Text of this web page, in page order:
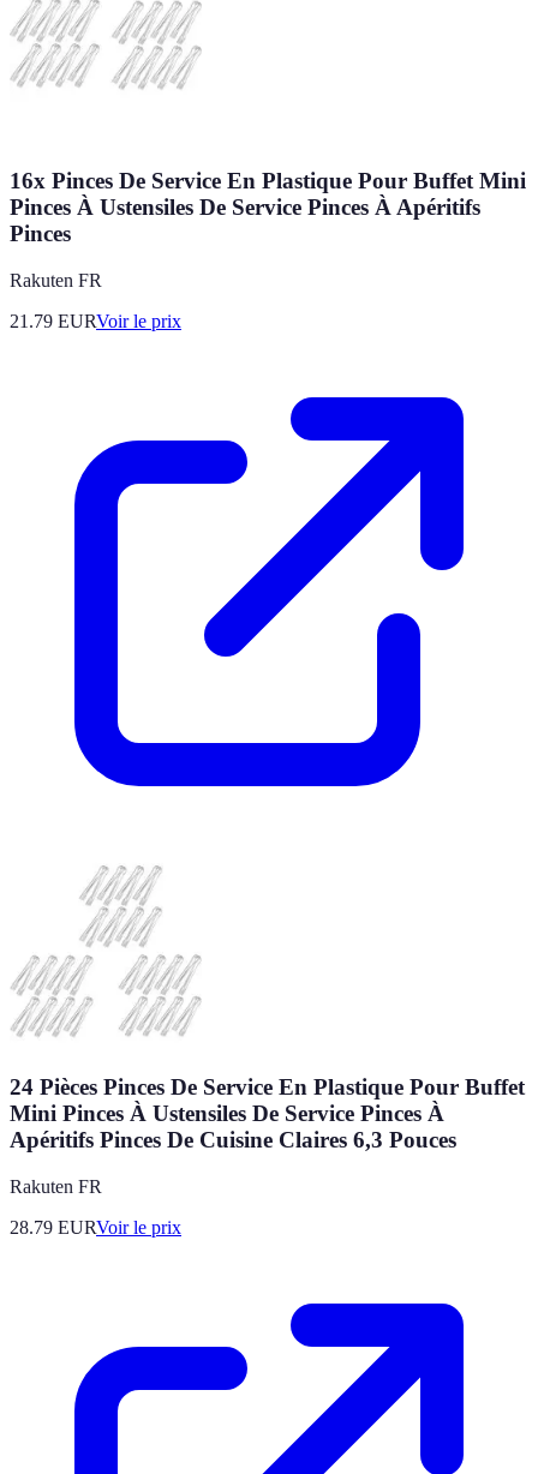
16x Pinces De Service En Plastique Pour Buffet Mini
Pinces À Ustensiles De Service Pinces À Apéritifs
Pinces
Rakuten FR
21.79 EURVoir le prix
24 Pièces Pinces De Service En Plastique Pour Buffet
Mini Pinces À Ustensiles De Service Pinces À
Apéritifs Pinces De Cuisine Claires 6,3 Pouces
Rakuten FR
28.79 EURVoir le prix